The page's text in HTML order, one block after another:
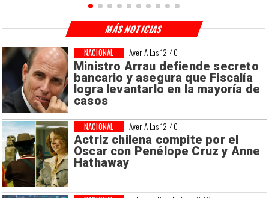
Ayer A Las 12:40
Ministro Arrau defiende secreto
bancario y asegura que Fiscalía
logra levantarlo en la mayoría de
casos
NACIONAL
Ayer A Las 12:40
Actriz chilena compite por el
Oscar con Penélope Cruz y Anne
Hathaway
NACIONAL
MÁS NOTICIAS